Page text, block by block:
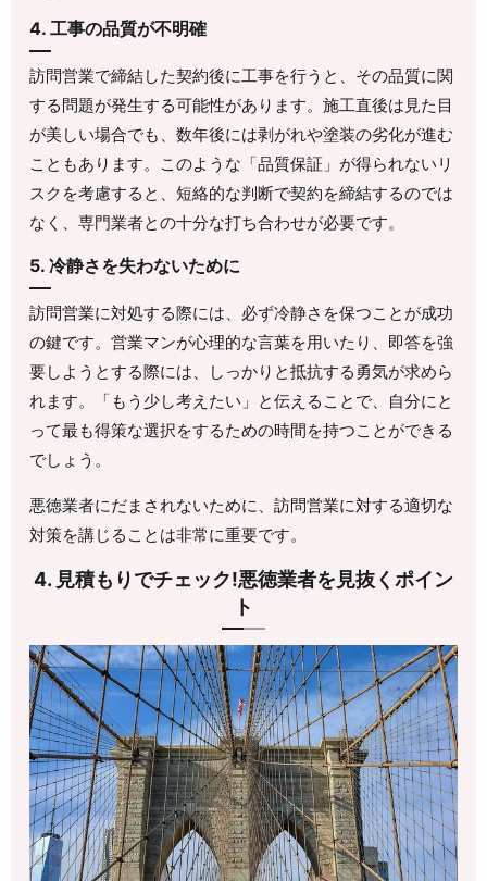
4. 工事の品質が不明確
訪問営業で締結した契約後に工事を行うと、その品質に関
する問題が発生する可能性があります。施工直後は見た目
が美しい場合でも、数年後には剥がれや塗装の劣化が進む
こともあります。このような「品質保証」が得られないリ
スクを考慮すると、短絡的な判断で契約を締結するのでは
なく、専門業者との十分な打ち合わせが必要です。
5. 冷静さを失わないために
訪問営業に対処する際には、必ず冷静さを保つことが成功
の鍵です。営業マンが心理的な言葉を用いたり、即答を強
要しようとする際には、しっかりと抵抗する勇気が求めら
れます。「もう少し考えたい」と伝えることで、自分にと
って最も得策な選択をするための時間を持つことができる
でしょう。
悪徳業者にだまされないために、訪問営業に対する適切な
対策を講じることは非常に重要です。
4. 見積もりでチェック!悪徳業者を見抜くポイン
ト